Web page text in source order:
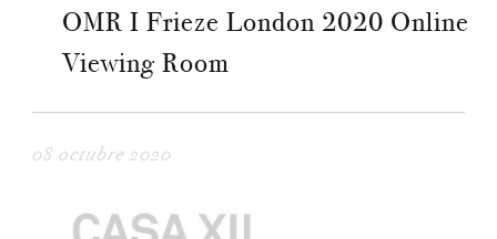
OMR I Frieze London 2020 Online
Viewing Room
08 octubre 2020